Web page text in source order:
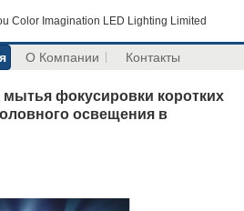
Color Imagination LED Lighting Limited
О Компании Контакты
фокусировки коротких
освещения в